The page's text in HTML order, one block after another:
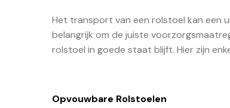
Het transport van een rolstoel kan een
belangrijk om de juiste
rolstoel in goede staat blijft. Hier zijn
Opvouwbare Rolstoelen